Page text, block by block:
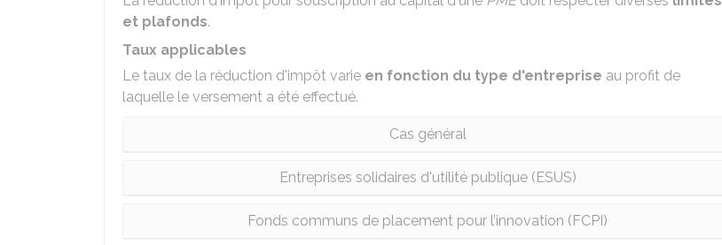
et plafonds.
Taux applicables
Le taux de la réduction d'impôt varie en fonction du type d'entreprise au profit de
laquelle le versement a été effectué.
Cas général
Entreprises solidaires d'utilité publique (ESUS)
Fonds communs de placement pour l’innovation (FCPI)